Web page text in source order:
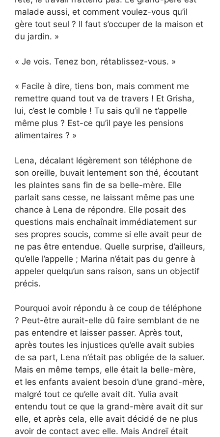
malade aussi, et comment voulez-vous qu’il
gère tout seul ? Il faut s’occuper de la maison et
du jardin. »
« Je vois. Tenez bon, rétablissez-vous. »
« Facile à dire, tiens bon, mais comment me
remettre quand tout va de travers ! Et Grisha,
lui, c’est le comble ! Tu sais qu’il ne t’appelle
même plus ? Est-ce qu’il paye les pensions
alimentaires ? »
Lena, décalant légèrement son téléphone de
son oreille, buvait lentement son thé, écoutant
les plaintes sans fin de sa belle-mère. Elle
parlait sans cesse, ne laissant même pas une
chance à Lena de répondre. Elle posait des
questions mais enchaînait immédiatement sur
ses propres soucis, comme si elle avait peur de
ne pas être entendue. Quelle surprise, d’ailleurs,
qu’elle l’appelle ; Marina n’était pas du genre à
appeler quelqu’un sans raison, sans un objectif
précis.
Pourquoi avoir répondu à ce coup de téléphone
? Peut-être aurait-elle dû faire semblant de ne
pas entendre et laisser passer. Après tout,
après toutes les injustices qu’elle avait subies
de sa part, Lena n’était pas obligée de la saluer.
Mais en même temps, elle était la belle-mère,
et les enfants avaient besoin d’une grand-mère,
malgré tout ce qu’elle avait dit. Yulia avait
entendu tout ce que la grand-mère avait dit sur
elle, et après cela, elle avait décidé de ne plus
avoir de contact avec elle. Mais Andreï était